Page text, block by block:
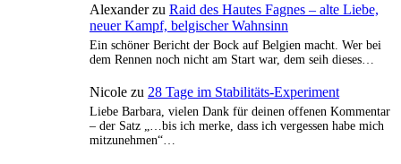
Alexanderzu Raid des Hautes Fagnes – alte Liebe,
neuer Kampf, belgischer Wahnsinn
Ein schöner Bericht der Bock auf Belgien macht. Wer bei
dem Rennen noch nicht am Start war, dem seih dieses…
Nicole zu 28 Tage im Stabilitäts-Experiment
Liebe Barbara, vielen Dank für deinen offenen Kommentar
– der Satz „…bis ich merke, dass ich vergessen habe mich
mitzunehmen“…